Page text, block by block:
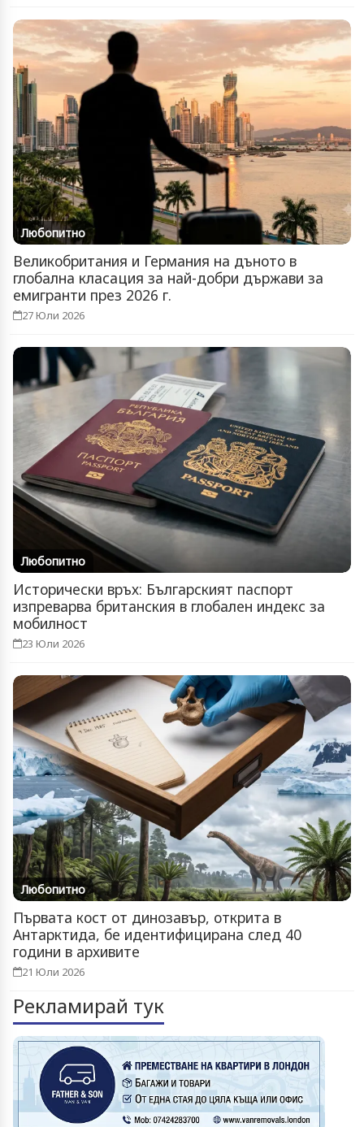
Любопитно
Великобритания и Германия на дъното в
глобална класация за най-добри държави за
емигранти през 2026 г.
27 Юли 2026
Любопитно
Исторически връх: Българският паспорт
изпреварва британския в глобален индекс за
мобилност
23 Юли 2026
Любопитно
Първата кост от динозавър, открита в
Антарктида, бе идентифицирана след 40
години в архивите
21 Юли 2026
Рекламирай тук